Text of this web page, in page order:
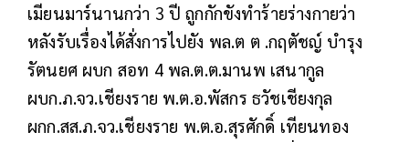
เมียนมาร์นานกว่า 3 ปี ถูกกักขังทำร้ายร่างกายว่า
หลังรับเรื่องได้สั่งการไปยัง พล.ต ต .กฤตัชญ์ บํารุง
รัตนยศ ผบก สอท 4 พล.ต.ต.มานพ เสนากูล
ผบก.ภ.จว.เชียงราย พ.ต.อ.พัสกร ธวัชเชียงกุล
ผกก.สส.ภ.จว.เชียงราย พ.ต.อ.สุรศักดิ์ เทียนทอง